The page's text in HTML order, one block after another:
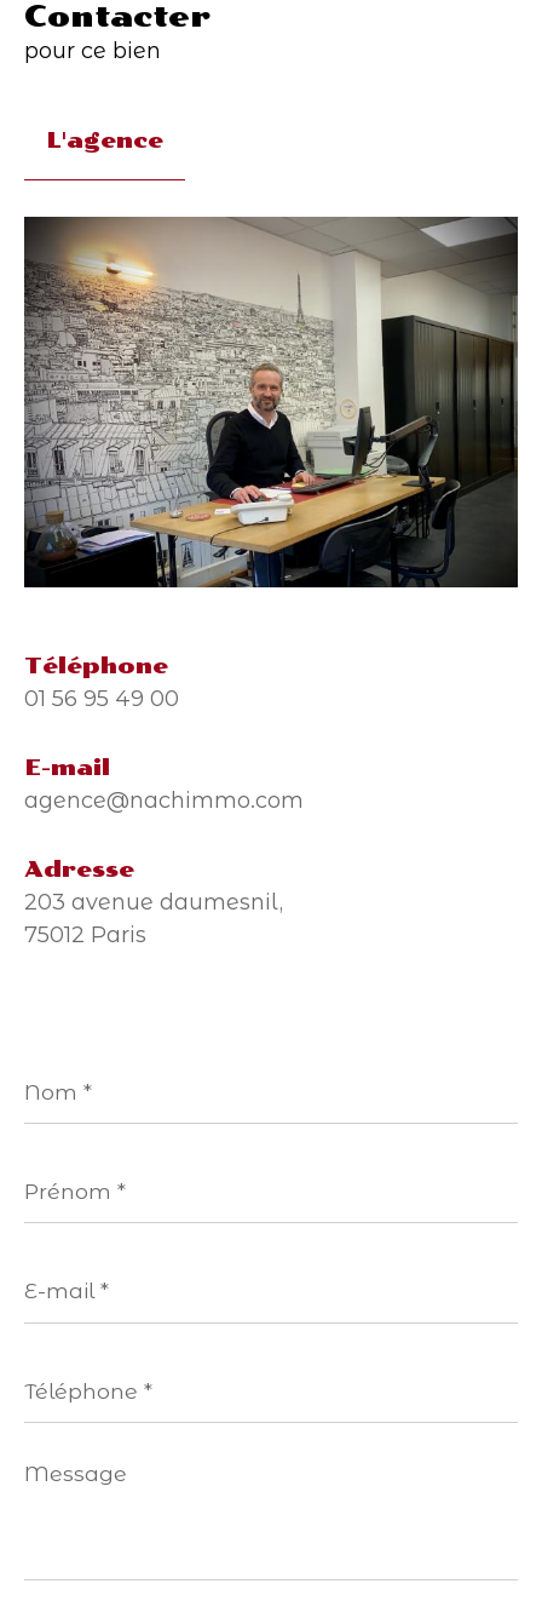
Contacter
pour ce bien
L'agence
Téléphone
01 56 95 49 00
E-mail
agence@nachimmo.com
Adresse
203 avenue daumesnil,
75012 Paris
*
*
mail
*
Message
*